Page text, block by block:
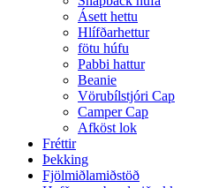
Ásett hettu
Hlífðarhettur
fötu húfu
Pabbi hattur
Beanie
Vörubílstjóri Cap
Camper Cap
Afköst lok
Fréttir
Þekking
Fjölmiðlamiðstöð